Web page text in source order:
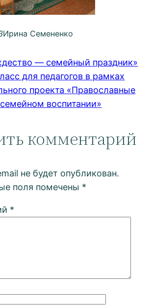
Ирина Семененко
— семейный праздник»
для педагогов в рамках
проекта «Православные
воспитании»
комментарий
не будет опубликован.
поля помечены *
*